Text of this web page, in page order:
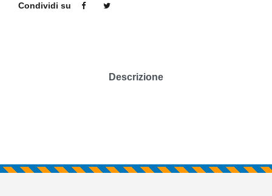
Condividi su
Descrizione